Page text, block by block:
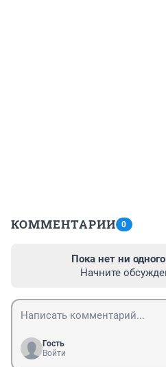
КОММЕНТАРИИ 0
Пока нет ни
Начните
Гость
Войти